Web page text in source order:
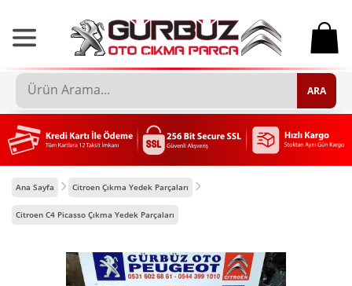
0
ARA
Ana Sayfa Citroen Çıkma Yedek Parçaları
Citroen C4 Picasso Çıkma Yedek Parçaları